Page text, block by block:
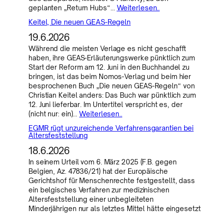
geplanten „Return Hubs“… Weiterlesen..
Keitel, Die neuen GEAS-Regeln
19.6.2026
Während die meisten Verlage es nicht geschafft
haben, ihre GEAS-Erläuterungswerke pünktlich zum
Start der Reform am 12. Juni in den Buchhandel zu
bringen, ist das beim Nomos-Verlag und beim hier
besprochenen Buch „Die neuen GEAS-Regeln“ von
Christian Keitel anders: Das Buch war pünktlich zum
12. Juni lieferbar. Im Untertitel verspricht es, der
(nicht nur: ein)…Weiterlesen..
EGMR rügt unzureichende Verfahrensgarantien bei
Altersfeststellung
18.6.2026
In seinem Urteil vom 6. März 2025 (F.B. gegen
Belgien, Az. 47836/21) hat der Europäische
Gerichtshof für Menschenrechte festgestellt, dass
ein belgisches Verfahren zur medizinischen
Altersfeststellung einer unbegleiteten
Minderjährigen nur als letztes Mittel hätte eingesetzt